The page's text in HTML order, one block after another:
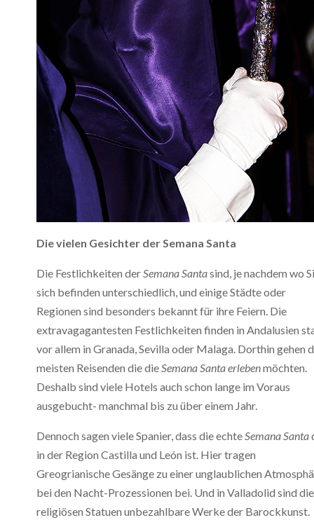
Die vielen Gesichter der Semana Santa
Die Festlichkeiten derSemana Santasind, je nachdem wo
sich befinden unterschiedlich, und einige Städte oder
Regionen sind besonders bekannt für ihre Feiern. Die
extravagagantesten Festlichkeiten finden in Andalusien
vor allem in Granada, Sevilla oder Malaga. Dorthin gehen
meisten Reisenden die dieSemana Santa erlebenmöchten.
Deshalb sind viele Hotels auch schon lange im Voraus
ausgebucht- manchmal bis zu über einem Jahr.
Dennoch sagen viele Spanier, dass die echteSemana Santa
in der Region Castilla und León ist. Hier tragen
Greogrianische Gesänge zu einer unglaublichen
bei den Nacht-Prozessionen bei. Und in Valladolid sind die
religiösen Statuen unbezahlbare Werke der Barockkunst.